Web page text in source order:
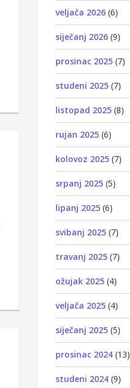
veljača 2026 (6)
siječanj 2026 (9)
prosinac 2025 (7)
studeni 2025 (7)
listopad 2025 (8)
rujan 2025 (6)
kolovoz 2025 (7)
srpanj 2025 (5)
lipanj 2025 (6)
svibanj 2025 (7)
travanj 2025 (7)
ožujak 2025 (4)
veljača 2025 (4)
siječanj 2025 (5)
prosinac 2024 (13)
studeni 2024 (9)